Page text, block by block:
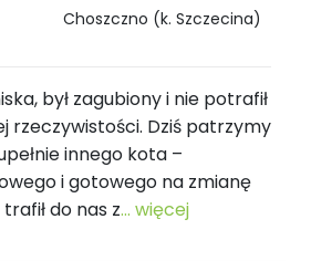
Choszczno (k. Szczecina)
był zagubiony i nie potrafił
rzeczywistości. Dziś patrzymy
innego kota –
i gotowego na zmianę
do nas z... więcej